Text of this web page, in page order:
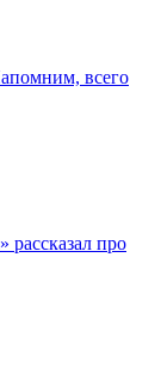
всего
рассказал про